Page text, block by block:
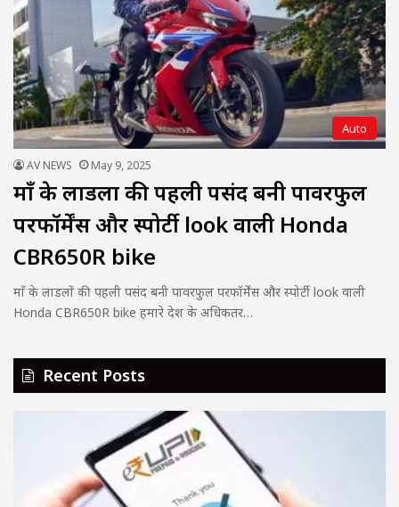
Auto
AV NEWS May 9, 2025
माँ के लाडलों की पहली पसंद बनी पावरफुल
परफॉर्मेंस और स्पोर्टी look वाली Honda
CBR650R bike
माँ के लाडलों की पहली पसंद बनी पावरफुल परफॉर्मेंस और स्पोर्टी look वाली
Honda CBR650R bike हमारे देश के अधिकतर…
Recent Posts